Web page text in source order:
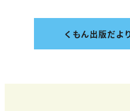
くもん出版だよ